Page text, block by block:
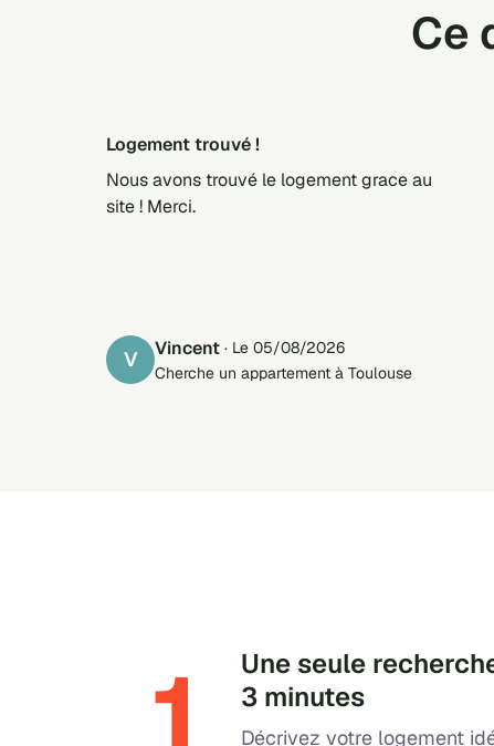
Ce
Logement trouvé !
Nous avons trouvé le logement grace au
site ! Merci.
V Vincent · Le 05/08/2026
Cherche un appartement à Toulouse
1
Une seule
3 minutes
Décrivez votre logement